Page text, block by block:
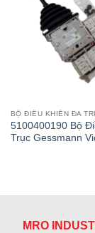
BỘ ĐIỀU KHIỂN ĐA
5100400190 Bộ
Trục Gessmann
MRO